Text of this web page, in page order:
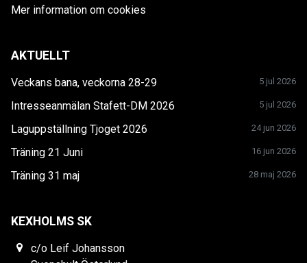
Mer information om cookies
AKTUELLT
Veckans bana, veckorna 28-29 5 jul 2026
Intresseanmälan Stafett-DM 2026 5 jul 2026
Laguppställning Tjoget 2026 24 jun 2026
Träning 21 Juni 16 jun 2026
Träning 31 maj 28 maj 2026
KEXHOLMS SK
c/o Leif Johansson